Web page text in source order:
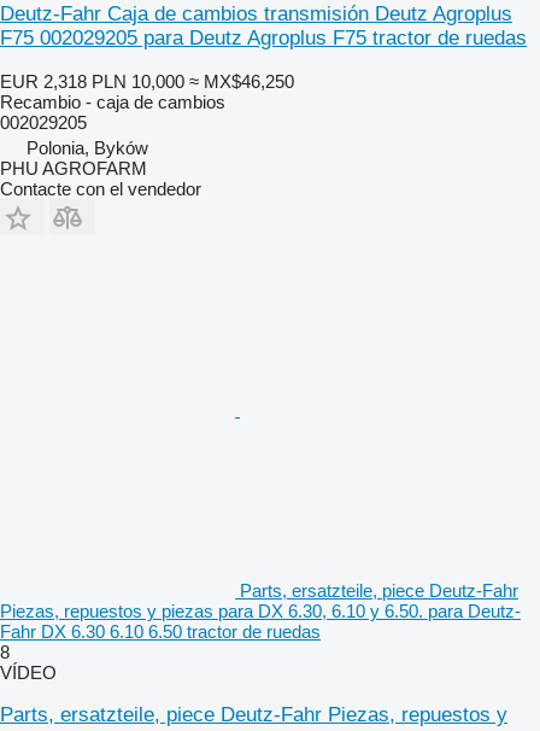
Deutz-Fahr Caja de cambios transmisión Deutz Agroplus
F75 002029205 para Deutz Agroplus F75 tractor de ruedas
EUR 2,318 PLN 10,000 ≈ MX$46,250
Recambio - caja de cambios
002029205
Polonia, Byków
PHU AGROFARM
Contacte con el vendedor
Parts, ersatzteile, piece Deutz-Fahr
Piezas, repuestos y piezas para DX 6.30, 6.10 y 6.50. para Deutz-
Fahr DX 6.30 6.10 6.50 tractor de ruedas
8
VÍDEO
Parts, ersatzteile, piece Deutz-Fahr Piezas, repuestos y